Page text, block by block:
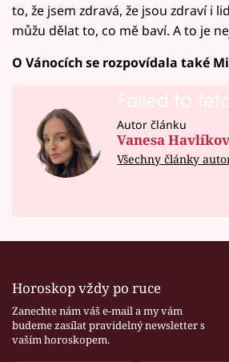
to, že jsem zdravá, že jsou zdraví i
můžu dělat to, co mě baví. A to je
O Vánocích se rozpovídala také
Failed to
Autor článku
Vanesa
Všechny články
Horoskop vždy po ruce
Zanechte nám váš e-mail a my vám
budeme zasílat pravidelný newsletter s
vaším horoskopem.